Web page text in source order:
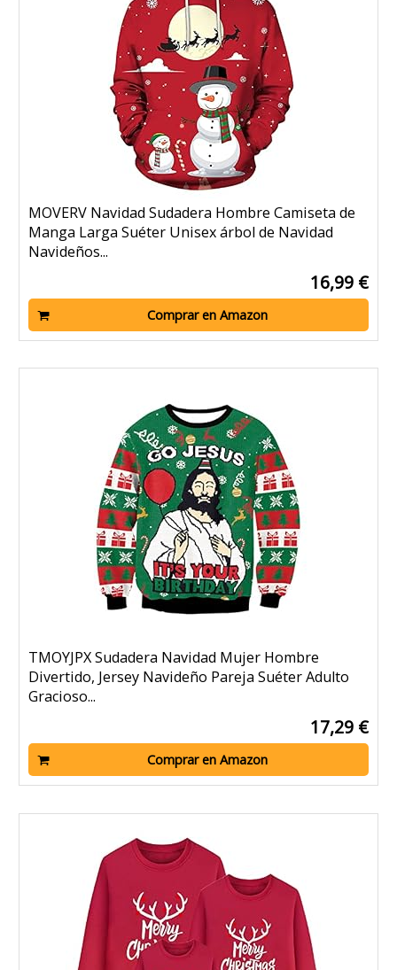
MOVERV Navidad Sudadera Hombre Camiseta de
Manga Larga Suéter Unisex árbol de Navidad
Navideños...
16,99 €
Comprar en Amazon
TMOYJPX Sudadera Navidad Mujer Hombre
Divertido, Jersey Navideño Pareja Suéter Adulto
Gracioso...
17,29 €
Comprar en Amazon